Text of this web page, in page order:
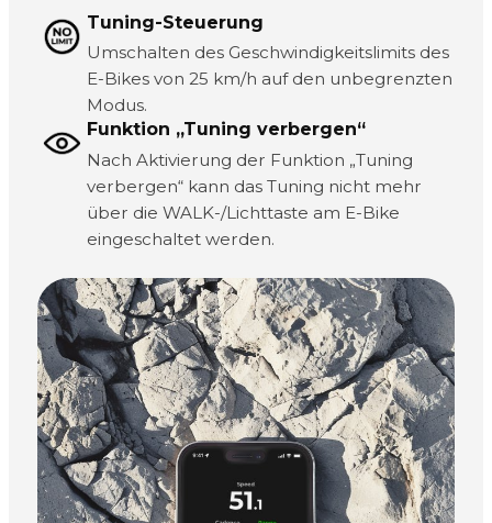
Tuning-Steuerung
Umschalten des Geschwindigkeitslimits des
E-Bikes von 25 km/h auf den unbegrenzten
Modus.
Funktion „Tuning verbergen“
Nach Aktivierung der Funktion „Tuning
verbergen“ kann das Tuning nicht mehr
über die WALK-/Lichttaste am E-Bike
eingeschaltet werden.